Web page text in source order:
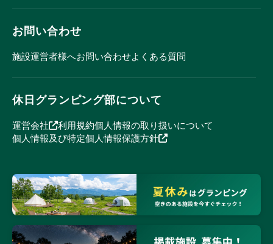
お問い合わせ
施設運営者様へお問い合わせよくある質問
休日グランピング部について
運営会社 利用規約個人情報の取り扱いについて
個人情報及び特定個人情報保護方針